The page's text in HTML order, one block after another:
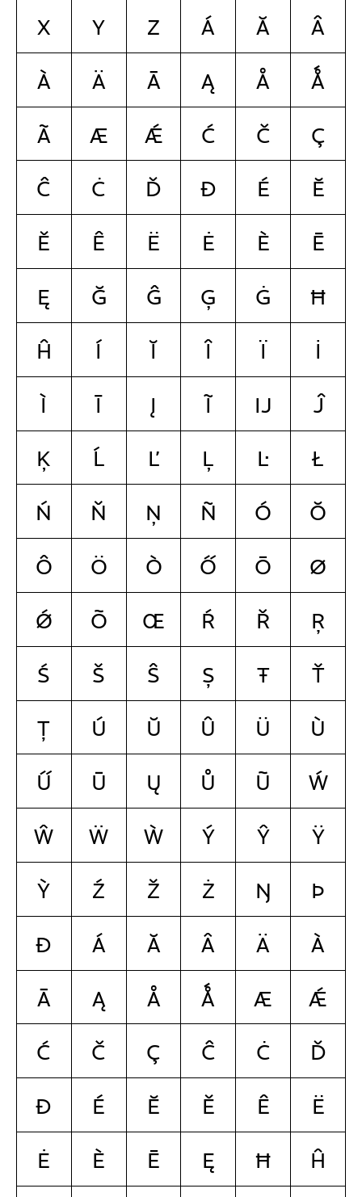
x y z Á Ă
Â
À
Ä Ā Ą Å
Ǻ
Ã
Æ Ǽ Ć Č
Ç
Ĉ
Ċ Ď Đ É
Ĕ
Ě
Ê Ë Ė È
Ē
Ę
Ğ Ĝ Ģ Ġ
Ħ
Ĥ
Í Ĭ Î Ï
İ
Ì
Ī Į Ĩ Ĳ
Ĵ
Ķ
Ĺ Ľ Ļ Ŀ
Ł
Ń
Ň Ņ Ñ Ó
Ŏ
Ô
Ö Ò Ő Ō
Ø
Ǿ
Õ Œ Ŕ Ř
Ŗ
Ś
Š Ŝ Ș Ŧ
Ť
Ț
Ú Ŭ Û Ü
Ù
Ű
Ū Ų Ů Ũ
Ẃ
Ŵ
Ẅ Ẁ Ý Ŷ
Ÿ
Ỳ
Ź Ž Ż Ŋ
Þ
Ð
á ă â ä
à
ā
ą å ǻ æ
ǽ
ć
č ç ĉ ċ
ď
đ
é ĕ ě ê
ë
ė
è ē ę ħ
ĥ